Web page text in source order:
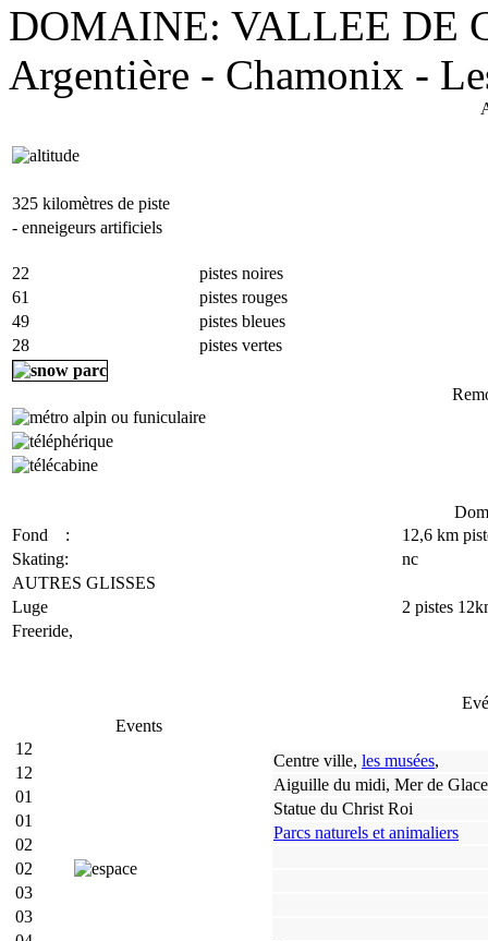
DOMAINE: VALLEE DE
Argentière - Chamonix -
325 kilomètres de piste
- enneigeurs artificiels
22
pistes noires
61
pistes rouges
49
pistes bleues
28
pistes vertes
Fond :
12,6 km
Skating:
nc
AUTRES GLISSES
Luge
2 pistes
Freeride,
Events
12
12
01
01
02
02
03
03
Centre ville, les musées,
Aiguille du midi, Mer de Glace
Statue du Christ Roi
Parcs naturels et animaliers